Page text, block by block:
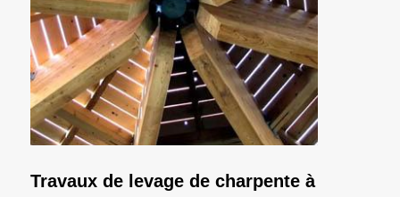
Travaux de levage de charpente à